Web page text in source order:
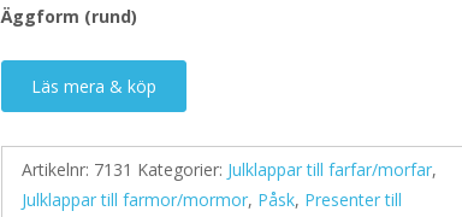
Äggform (rund)
Läs mera & köp
Artikelnr: 7131 Kategorier: Julklappar till farfar/morfar,
Julklappar till farmor/mormor, Påsk, Presenter till